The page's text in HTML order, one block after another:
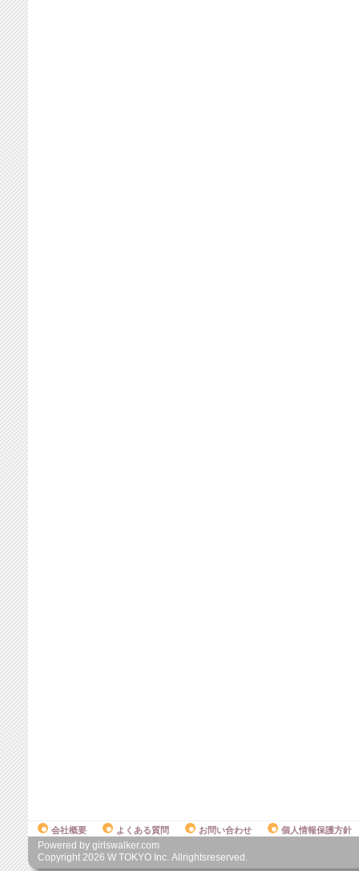
会社概要 よくある質問 お問い合わせ 個人情報保護方針
Powered by girlswalker.com
Copyright 2026 W TOKYO Inc. Allrightsreserved.